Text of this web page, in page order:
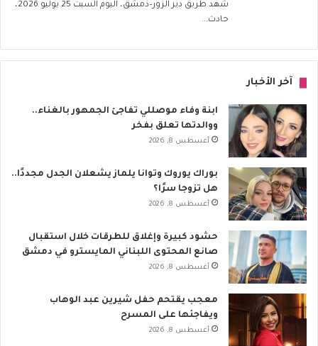
شهد طريق دير الزور–دمشق، اليوم السبت 25 يوليو 2026،
حادث...
آخر الأخبار
ابنة وفاء موصللي تفاجئ الجمهور بالغناء..
ووالدتها تعلق بفخر
أغسطس 8, 2026
بوراك يوروك وتوانا يلماز يشعلان الجدل مجددًا..
هل تزوجا سرًا؟
أغسطس 8, 2026
حشود كبيرة وإغلاق للطرقات خلال استقبال
صانع المحتوى اللبناني المايسترو في دمشق
أغسطس 8, 2026
معجب يقتحم حفل شيرين عبد الوهاب
ويفاجئها على المسرح
أغسطس 8, 2026